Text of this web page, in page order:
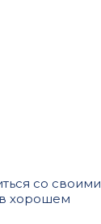
со своими
в хорошем